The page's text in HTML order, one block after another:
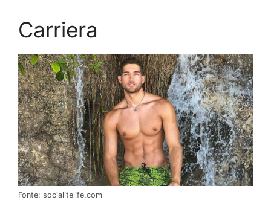
Carriera
Fonte: socialitelife.com